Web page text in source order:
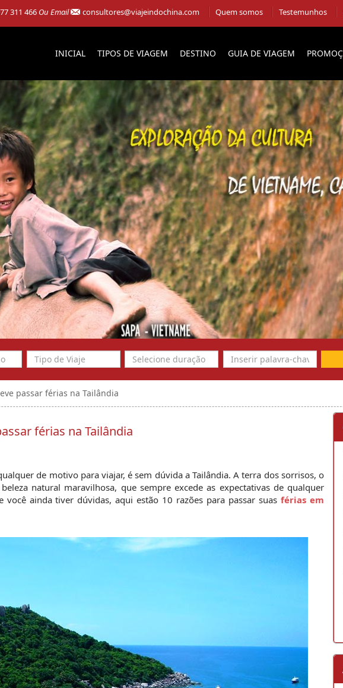
311 466 Ou Email consultores@viajeindochina.com Quem somos Testemunhos
INICIAL TIPOS DE VIAGEM DESTINO GUIA DE VIAGEM
passar férias na Tailândia
férias na Tailândia
de motivo para viajar, é sem dúvida a Tailândia. A terra dos sorrisos, o
natural maravilhosa, que sempre excede as expectativas de qualquer
você ainda tiver dúvidas, aqui estão 10 razões para passar suas férias em